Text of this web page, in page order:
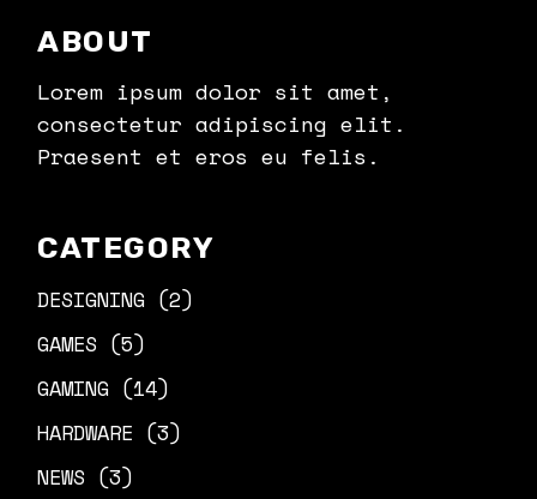
ABOUT
Lorem ipsum dolor sit amet,
consectetur adipiscing elit.
Praesent et eros eu felis.
CATEGORY
DESIGNING (2)
GAMES (5)
GAMING (14)
HARDWARE (3)
NEWS (3)